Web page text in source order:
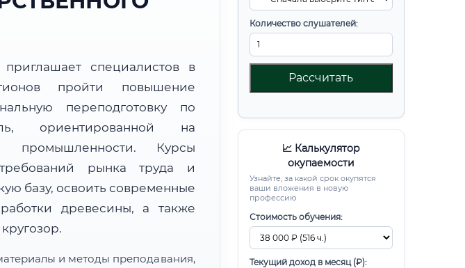
Количество слушателей:
Рассчитать
📈 Калькулятор
окупаемости
Узнайте, за какой срок окупятся
ваши вложения в новую
профессию
Стоимость обучения:
Текущий доход в месяц (₽):
приглашает специалистов в
пройти повышение
переподготовку по
ориентированной на
промышленности. Курсы
рынка труда и
базу, освоить современные
древесины, а также
и методы преподавания,